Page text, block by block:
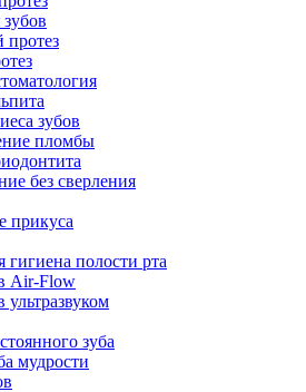
зубов
пломбы
без сверления
прикуса
гигиена полости рта
Air-Flow
ультразвуком
зуба
мудрости